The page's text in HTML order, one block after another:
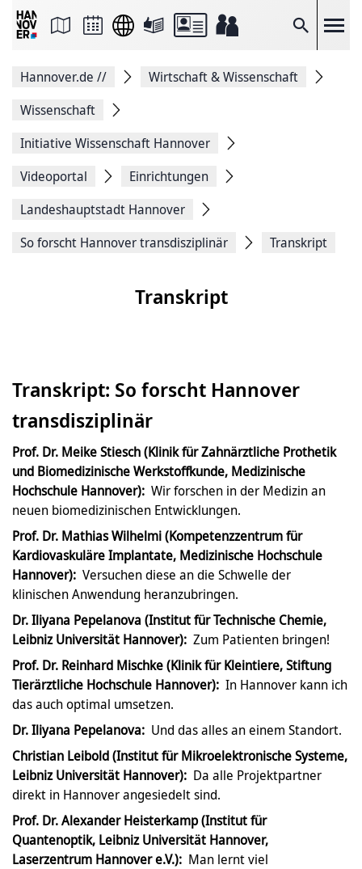
Suche
Seite
Facebook
teilen
Seitenlink
Seite
Hannover.de //
Wirtschaft & Wissenschaft
Wissenschaft
Initiative Wissenschaft Hannover
Videoportal
Einrichtungen
Landeshauptstadt Hannover
So forscht Hannover transdisziplinär
Transkript
Transkript
Transkript: So forscht Hannover
transdisziplinär
Prof. Dr. Meike Stiesch (Klinik für Zahnärztliche Prothetik
und Biomedizinische Werkstoffkunde, Medizinische
Hochschule Hannover): Wir forschen in der Medizin an
neuen biomedizinischen Entwicklungen.
Prof. Dr. Mathias Wilhelmi (Kompetenzzentrum für
Kardiovaskuläre Implantate, Medizinische Hochschule
Hannover): Versuchen diese an die Schwelle der
klinischen Anwendung heranzubringen.
Dr. Iliyana Pepelanova (Institut für Technische Chemie,
Leibniz Universität Hannover): Zum Patienten bringen!
Prof. Dr. Reinhard Mischke (Klinik für Kleintiere, Stiftung
Tierärztliche Hochschule Hannover): In Hannover kann ich
das auch optimal umsetzen.
Dr. Iliyana Pepelanova: Und das alles an einem Standort.
Christian Leibold (Institut für Mikroelektronische Systeme,
Leibniz Universität Hannover): Da alle Projektpartner
direkt in Hannover angesiedelt sind.
Prof. Dr. Alexander Heisterkamp (Institut für
Quantenoptik, Leibniz Universität Hannover,
Laserzentrum Hannover e.V.): Man lernt viel